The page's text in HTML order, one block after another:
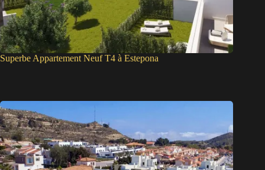
Superbe Appartement Neuf T4 à Estepona